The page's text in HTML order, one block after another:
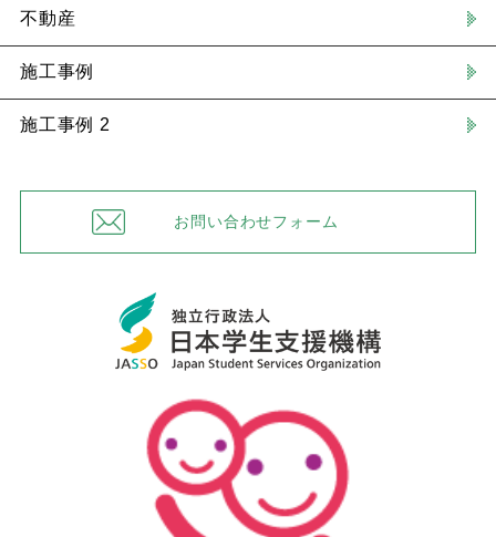
不動産
施工事例
施工事例 2
お問い合わせフォーム